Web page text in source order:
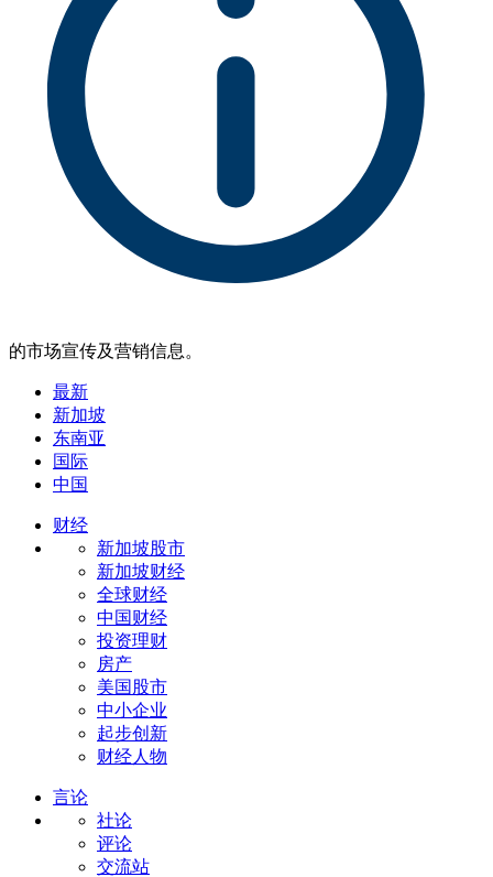
的市场宣传及营销信息。
最新
新加坡
东南亚
国际
中国
财经
新加坡股市
新加坡财经
全球财经
中国财经
投资理财
房产
美国股市
中小企业
起步创新
财经人物
言论
社论
评论
交流站